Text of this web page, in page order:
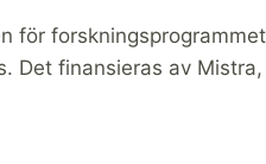
för
Det finansieras av